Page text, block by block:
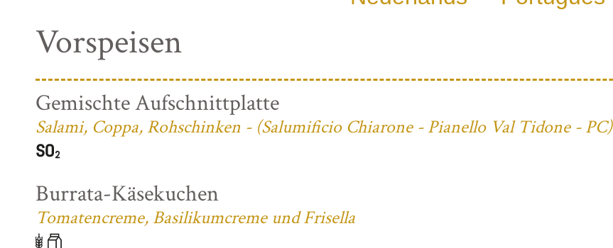
Vorspeisen
Gemischte Aufschnittplatte
Salami, Coppa, Rohschinken - (Salumificio Chiarone - Pianello Val Tidone - PC)
Burrata-Käsekuchen
Tomatencreme, Basilikumcreme und Frisella